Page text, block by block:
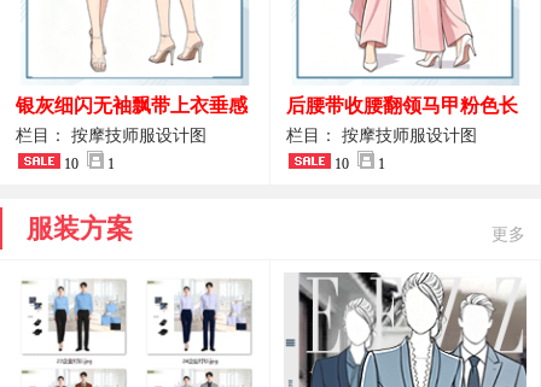
银灰细闪无袖飘带上衣垂感
开叉中长裙 星级酒店前厅礼
仪高级全套工作服
栏目： 按摩技师服设计图
10 1
后腰带收腰翻领马甲粉色长
裤套装 美容门店前台主管精
致高级工装
栏目： 按摩技师服设计图
10 1
服装方案 更多